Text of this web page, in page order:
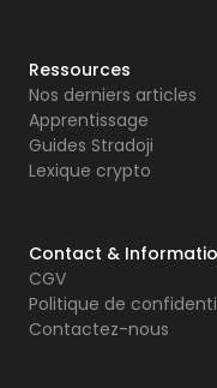
Ressources
Nos derniers articles
Apprentissage
Guides Stradoji
Lexique crypto
Contact &
CGV
Politique de
Contactez-nous